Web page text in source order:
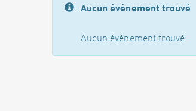
Aucun événement trouvé
Aucun événement trouvé